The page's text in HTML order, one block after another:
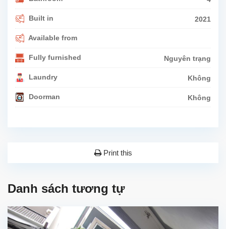
Built in 2021
Available from
Fully furnished Nguyên trạng
Laundry Không
Doorman Không
Print this
Danh sách tương tự